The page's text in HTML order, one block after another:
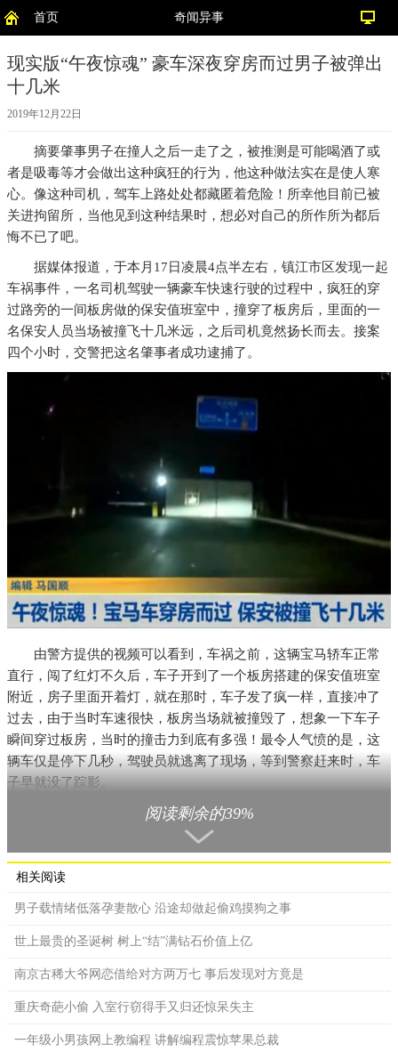
首页 奇闻异事
现实版“午夜惊魂” 豪车深夜穿房而过男子被弹出
十几米
2019年12月22日
摘要肇事男子在撞人之后一走了之，被推测是可能喝酒了或
者是吸毒等才会做出这种疯狂的行为，他这种做法实在是使人寒
心。像这种司机，驾车上路处处都藏匿着危险！所幸他目前已被
关进拘留所，当他见到这种结果时，想必对自己的所作所为都后
悔不已了吧。
据媒体报道，于本月17日凌晨4点半左右，镇江市区发现一起
车祸事件，一名司机驾驶一辆豪车快速行驶的过程中，疯狂的穿
过路旁的一间板房做的保安值班室中，撞穿了板房后，里面的一
名保安人员当场被撞飞十几米远，之后司机竟然扬长而去。接案
四个小时，交警把这名肇事者成功逮捕了。
由警方提供的视频可以看到，车祸之前，这辆宝马轿车正常
直行，闯了红灯不久后，车子开到了一个板房搭建的保安值班室
附近，房子里面开着灯，就在那时，车子发了疯一样，直接冲了
过去，由于当时车速很快，板房当场就被撞毁了，想象一下车子
瞬间穿过板房，当时的撞击力到底有多强！最令人气愤的是，这
辆车仅是停下几秒，驾驶员就逃离了现场，等到警察赶来时，车
子早就没了踪影。
据了解，这个独立的板房是被用来做工地的保安值班室的，
当时有一名保安在值班，车子撞击板房时，把这名保安直接撞飞
到十多米处，里面的手提电脑、煮水壶等电器也被撞得不忍直
视。
阅读剩余的39%
相关阅读
男子载情绪低落孕妻散心 沿途却做起偷鸡摸狗之事
世上最贵的圣诞树 树上“结”满钻石价值上亿
南京古稀大爷网恋借给对方两万七 事后发现对方竟是
重庆奇葩小偷 入室行窃得手又归还惊呆失主
一年级小男孩网上教编程 讲解编程震惊苹果总裁